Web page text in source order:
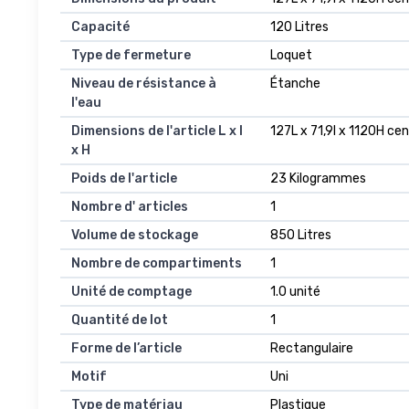
Capacité
120 Litres
Type de fermeture
Loquet
Niveau de résistance à
l'eau
Étanche
Dimensions de l'article L x l
x H
127L x 71,9l x 1120H
Poids de l'article
23 Kilogrammes
Nombre d' articles
1
Volume de stockage
850 Litres
Nombre de compartiments
1
Unité de comptage
1.0 unité
Quantité de lot
1
Forme de l’article
Rectangulaire
Motif
Uni
Type de matériau
Plastique